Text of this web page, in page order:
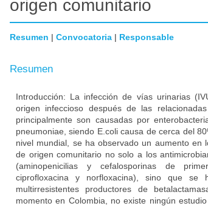
origen comunitario
Resumen | Convocatoria | Responsable
Resumen
Introducción: La infección de vías urinarias
origen infeccioso después de las
principalmente son causadas por
pneumoniae, siendo E.coli causa de cerca del
nivel mundial, se ha observado un aumento
de origen comunitario no solo a los
(aminopenicilias y cefalosporinas de
ciprofloxacina y norfloxacina), sino que se
multirresistentes productores de
momento en Colombia, no existe ningún